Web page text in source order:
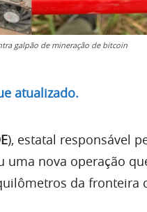
galpão de mineração de bitcoin
atualizado.
), estatal responsável
uma nova operação
da fronteira